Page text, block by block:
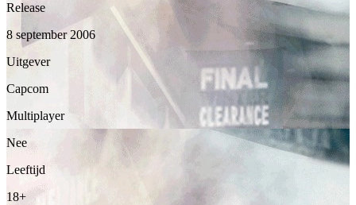
Release
8 september 2006
Uitgever
Capcom
Multiplayer
Nee
Leeftijd
18+